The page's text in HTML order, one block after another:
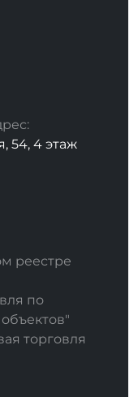
54, 4 этаж
реестре
по
торговля